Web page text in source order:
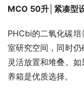
MCO 50升│紧凑型
PHCbi的二氧化碳
室研究空间，同时
灵活放置和堆叠。
养箱是优质选择。